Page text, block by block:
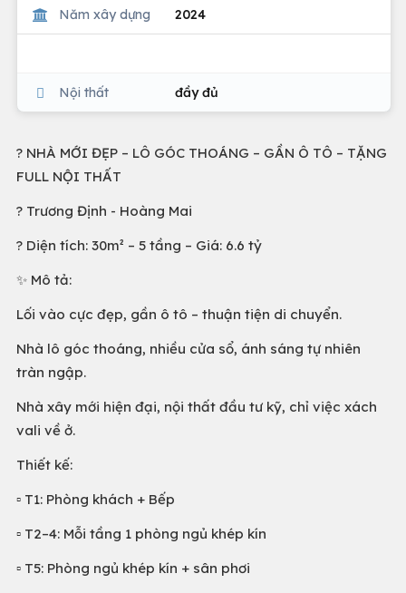
Năm xây dựng 2024
Nội thất đầy đủ
? NHÀ MỚI ĐẸP – LÔ GÓC THOÁNG – GẦN Ô TÔ – TẶNG
FULL NỘI THẤT
? Trương Định - Hoàng Mai
? Diện tích: 30m² – 5 tầng – Giá: 6.6 tỷ
✨ Mô tả:
Lối vào cực đẹp, gần ô tô – thuận tiện di chuyển.
Nhà lô góc thoáng, nhiều cửa sổ, ánh sáng tự nhiên
tràn ngập.
Nhà xây mới hiện đại, nội thất đầu tư kỹ, chỉ việc xách
vali về ở.
Thiết kế:
▫️ T1: Phòng khách + Bếp
▫️ T2–4: Mỗi tầng 1 phòng ngủ khép kín
▫️ T5: Phòng ngủ khép kín + sân phơi